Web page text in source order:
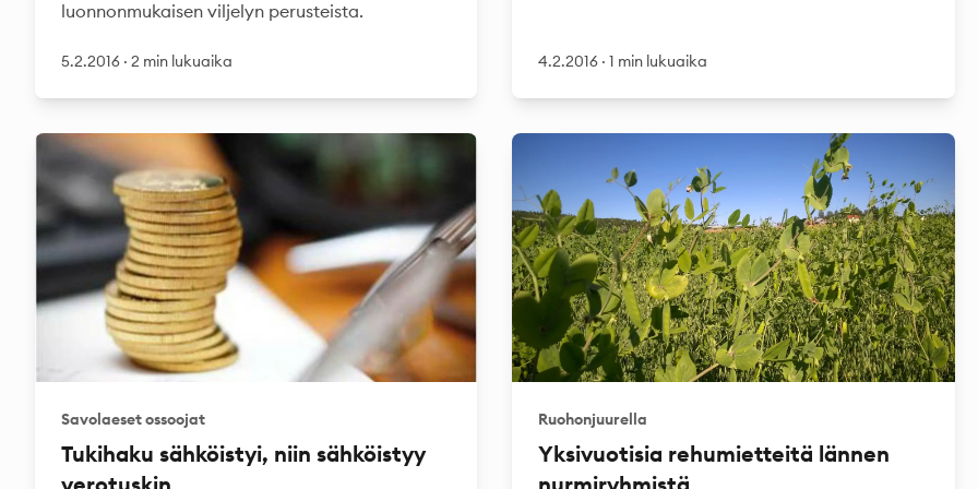
luonnonmukaisen viljelyn perusteista.
5.2.2016 · 2 min lukuaika 4.2.2016 ·1 min lukuaika
Savolaeset ossoojat
Tukihaku sähköistyi, niin sähköistyy
Ruohonjuurella
Yksivuotisia rehumietteitä lännen